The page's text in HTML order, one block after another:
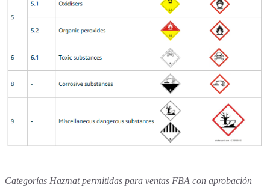
Categorías Hazmat permitidas para ventas FBA con aprobación